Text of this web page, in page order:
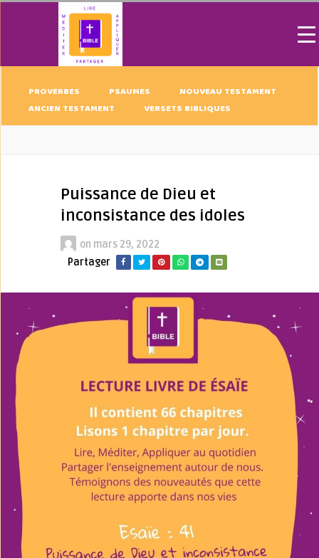
PROVERBES PSAUMES
NOUVEAU TESTAMENT
ANCIEN TESTAMENT
VERSETS BIBLIQUES
Puissance de Dieu et
inconsistance des idoles
on mars 29, 2022
Partager